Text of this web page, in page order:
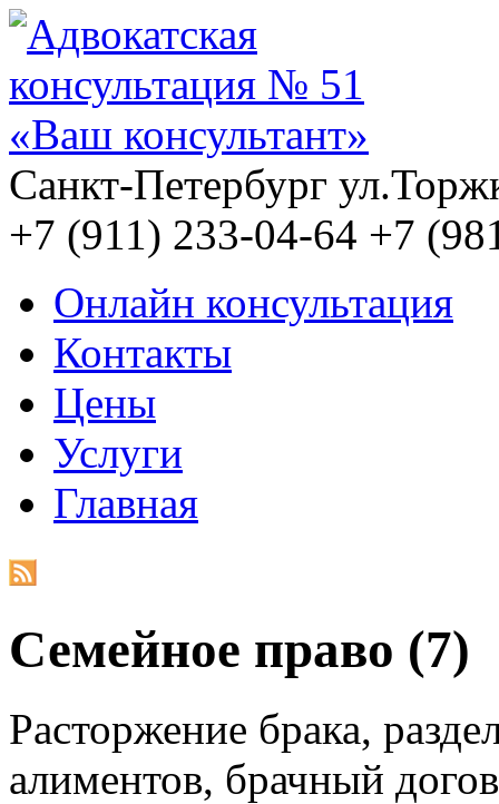
Санкт-Петербург
+7 (911) 233-04-64 +7
Онлайн консультация
Контакты
Цены
Услуги
Главная
Семейное право (7)
Расторжение брака,
алиментов, брачный